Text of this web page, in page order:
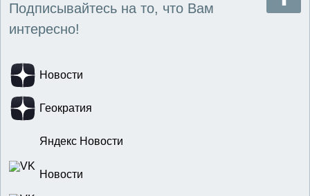
Подписывайтесь на то, что Вам
интересно!
Новости
Геократия
Яндекс Новости
Новости